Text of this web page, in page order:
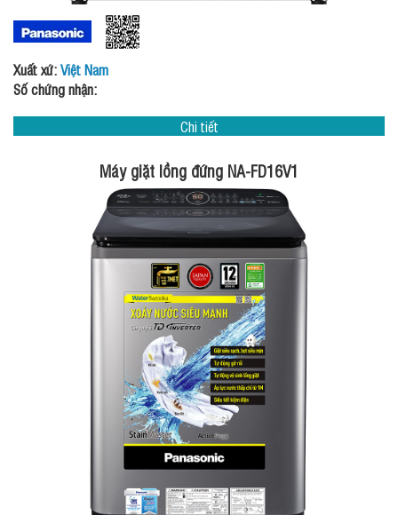
Xuất xứ:Việt Nam
Số chứng nhận:
Chi tiết
Máy giặt lồng đứng NA-FD16V1